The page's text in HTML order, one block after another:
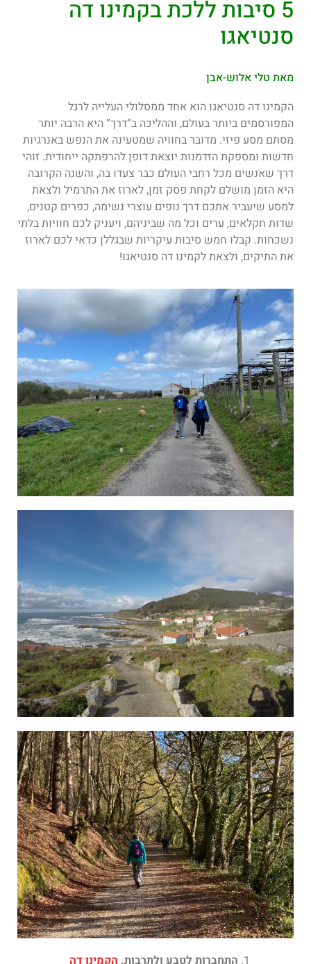
5 סיבות ללכת בקמינו דה
סנטיאגו
מאת טלי אלוש-אבן
הקמינו דה סנטיאגו הוא אחד ממסלולי העלייה לרגל
המפורסמים ביותר בעולם, וההליכה ב”דרך” היא הרבה יותר
מסתם מסע פיזי. מדובר בחוויה שמטעינה את הנפש באנרגיות
חדשות ומספקת הזדמנות יוצאת דופן להרפתקה ייחודית. זוהי
דרך שאנשים מכל רחבי העולם כבר צעדו בה, והשנה הקרובה
היא הזמן מושלם לקחת פסק זמן, לארוז את התרמיל ולצאת
למסע שיעביר אתכם דרך נופים עוצרי נשימה, כפרים קטנים,
שדות חקלאים, ערים וכל מה שביניהם, ויעניק לכם חוויות בלתי
נשכחות. קבלו חמש סיבות עיקריות שבגללן כדאי לכם לארוז
את התיקים, ולצאת לקמינו דה סנטיאגו!
התחברות לטבע ולתרבות. הקמינו דה